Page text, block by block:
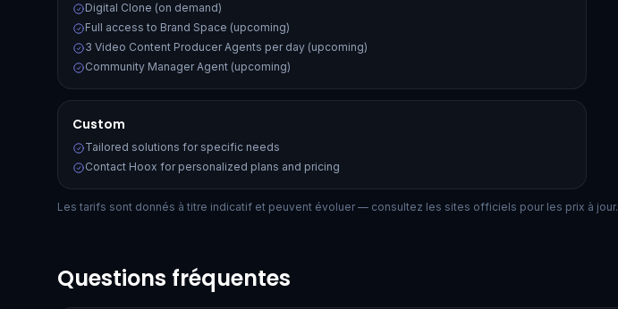
Digital Clone (on demand)
Full access to Brand Space (upcoming)
3 Video Content Producer Agents per day (upcoming)
Community Manager Agent (upcoming)
Custom
Tailored solutions for specific needs
Contact Hoox for personalized plans and pricing
Les tarifs sont donnés à titre indicatif et peuvent évoluer — consultez les sites officiels pour les prix à jour.
Questions fréquentes